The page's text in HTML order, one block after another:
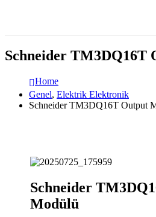
Schneider TM3DQ16T
Home
Genel, Elektrik Elektronik
Schneider TM3DQ16T Output
Schneider
Modülü